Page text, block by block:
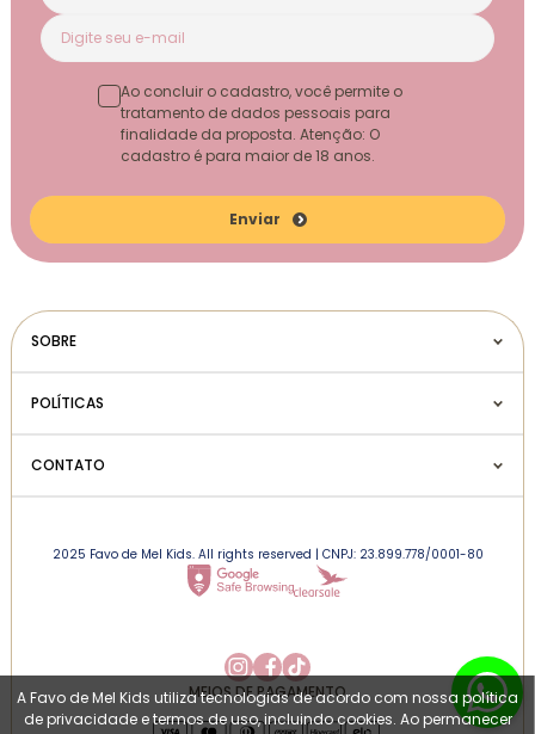
Enviar
Ao concluir o cadastro, você permite o
tratamento de dados pessoais para
finalidade da proposta. Atenção: O
cadastro é para maior de 18 anos.
SOBRE
POLÍTICAS
CONTATO
2025 Favo de Mel Kids. All rights reserved | CNPJ: 23.899.778/0001-80
MEIOS DE PAGAMENTO
A Favo de Mel Kids utiliza tecnologias de acordo com nossa política
de privacidade e termos de uso, incluindo cookies. Ao permanecer